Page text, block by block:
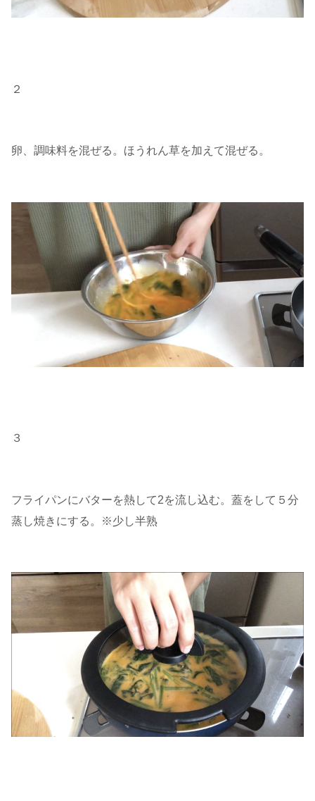
２
卵、調味料を混ぜる。ほうれん草を加えて混ぜる。
３
フライパンにバターを熱して2を流し込む。蓋をして５分
蒸し焼きにする。※少し半熟